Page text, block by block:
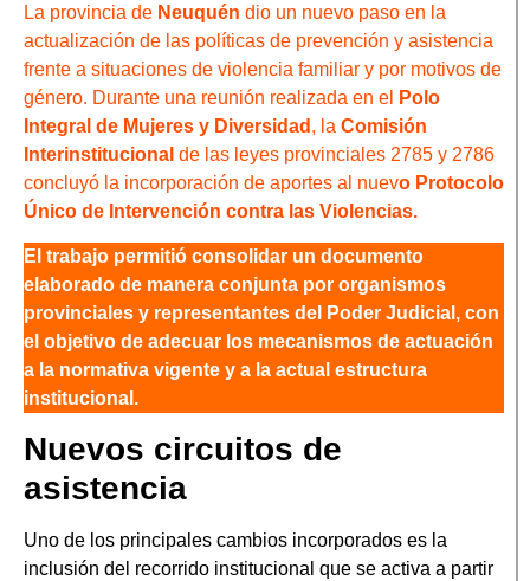
La provincia de Neuquén dio un nuevo paso en la
actualización de las políticas de prevención y asistencia
frente a situaciones de violencia familiar y por motivos de
género. Durante una reunión realizada en el
Polo
Integral de Mujeres y Diversidad , la Comisión
Interinstitucional de las leyes provinciales 2785 y 2786
concluyó la incorporación de aportes al nuevo Protocolo
Único de Intervención contra las Violencias.
El trabajo permitió consolidar un documento
elaborado de manera conjunta por organismos
provinciales y representantes del Poder Judicial, con
el objetivo de adecuar los mecanismos de actuación
a la normativa vigente y a la actual estructura
institucional.
Nuevos circuitos de
asistencia
Uno de los principales cambios incorporados es la
inclusión del recorrido institucional que se activa a partir